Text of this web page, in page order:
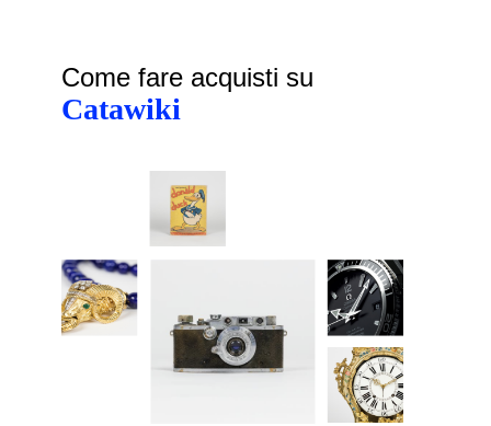
Come fare acquisti su
Catawiki